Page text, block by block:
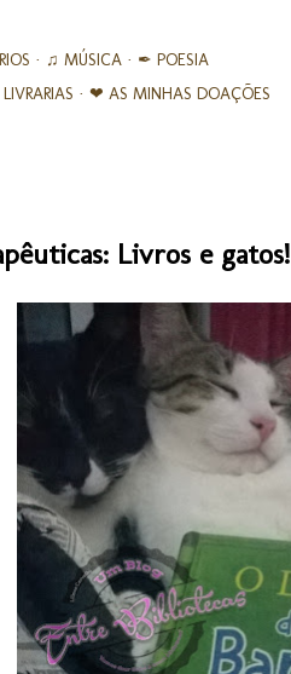
♫ MÚSICA
✒ POESIA
❤ AS MINHAS DOAÇÕES
Livros e gatos!